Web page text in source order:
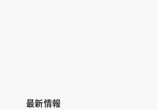
最新情報